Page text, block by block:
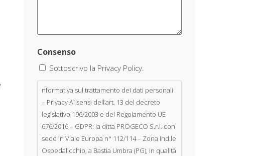
Consenso
Sottoscrivo la Privacy Policy.
nformativa sul trattamento dei dati personali
– Privacy Ai sensi dell’art. 13 del decreto
legislativo 196/2003 e del Regolamento UE
676/2016 – GDPR: la ditta PROGECO S.r.l. con
sede in Viale Europa n° 112/114 – Zona Ind.le
Ospedalicchio, a Bastia Umbra (PG), in qualità